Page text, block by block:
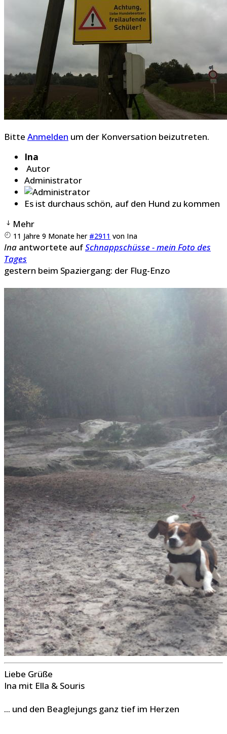
Bitte Anmelden um der Konversation beizutreten.
Ina
Autor
Administrator
Es ist durchaus schön, auf den Hund zu kommen
Mehr
11 Jahre 9 Monate her #2911 von Ina
Ina antwortete aufSchnappschüsse - mein Foto des
Tages
gestern beim Spaziergang: der Flug-Enzo
Liebe Grüße
Ina mit Ella & Souris
... und den Beaglejungs ganz tief im Herzen